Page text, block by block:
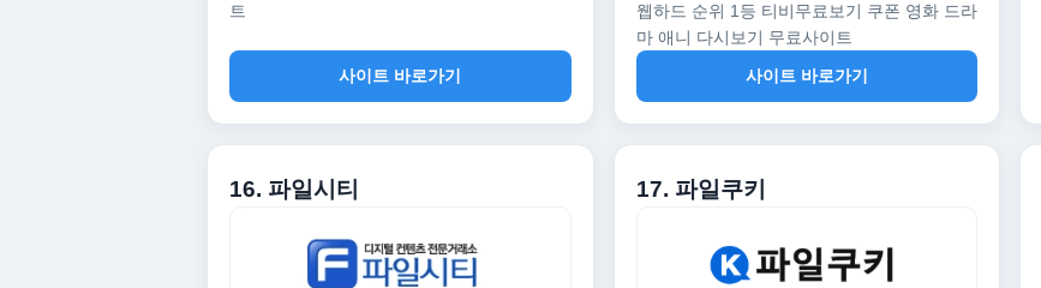
트
사이트 바로가기
웹하드 순위 1등 티비무료보기 쿠폰 영화 드라
마 애니 다시보기 무료사이트
사이트 바로가기
16. 파일시티 17. 파일쿠키